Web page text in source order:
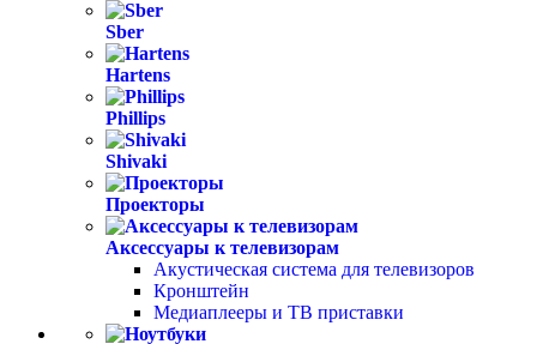
Sber
Hartens
Phillips
Shivaki
Проекторы
Аксессуары к телевизорам
Акустическая система для телевизоров
Кронштейн
Медиаплееры и ТВ приставки